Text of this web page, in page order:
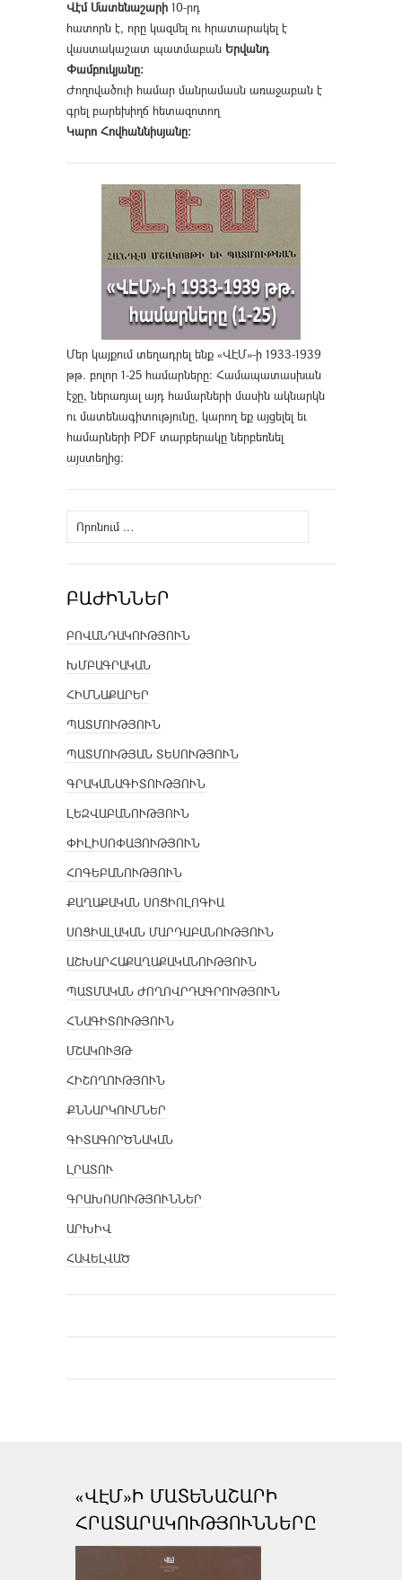
Վէմ Մատենաշարի 10-րդ
հատորն է, որը կազմել ու հրատարակել է
վաստակաշատ պատմաբան Երվանդ
Փամբուկյանը։
Ժողովածուի համար մանրամասն առաջաբան է
գրել բարեխիղճ հետազոտող
Կարո Հովհաննիսյանը։
Մեր կայքում տեղադրել ենք «ՎԷՄ»-ի 1933-1939
թթ. բոլոր 1-25 համարները։ Համապատասխան
էջը, ներառյալ այդ համարների մասին ակնարկն
ու մատենագիտությունը, կարող եք այցելել եւ
համարների PDF տարբերակը ներբեռնել
այստեղից։
Որոնել՝
ԲԱԺԻՆՆԵՐ
ԲՈՎԱՆԴԱԿՈՒԹՅՈՒՆ
ԽՄԲԱԳՐԱԿԱՆ
ՀԻՄՆԱՔԱՐԵՐ
ՊԱՏՄՈՒԹՅՈՒՆ
ՊԱՏՄՈՒԹՅԱՆ ՏԵՍՈՒԹՅՈՒՆ
ԳՐԱԿԱՆԱԳԻՏՈՒԹՅՈՒՆ
ԼԵԶՎԱԲԱՆՈՒԹՅՈՒՆ
ՓԻԼԻՍՈՓԱՅՈՒԹՅՈՒՆ
ՀՈԳԵԲԱՆՈՒԹՅՈՒՆ
ՔԱՂԱՔԱԿԱՆ ՍՈՑԻՈԼՈԳԻԱ
ՍՈՑԻԱԼԱԿԱՆ ՄԱՐԴԱԲԱՆՈՒԹՅՈՒՆ
ԱՇԽԱՐՀԱՔԱՂԱՔԱԿԱՆՈՒԹՅՈՒՆ
ՊԱՏՄԱԿԱՆ ԺՈՂՈՎՐԴԱԳՐՈՒԹՅՈՒՆ
ՀՆԱԳԻՏՈՒԹՅՈՒՆ
ՄՇԱԿՈՒՅԹ
ՀԻՇՈՂՈՒԹՅՈՒՆ
ՔՆՆԱՐԿՈՒՄՆԵՐ
ԳԻՏԱԳՈՐԾՆԱԿԱՆ
ԼՐԱՏՈՒ
ԳՐԱԽՈՍՈՒԹՅՈՒՆՆԵՐ
ԱՐԽԻՎ
ՀԱՎԵԼՎԱԾ
«ՎԷՄ»Ի ՄԱՏԵՆԱՇԱՐԻ
ՀՐԱՏԱՐԱԿՈՒԹՅՈՒՆՆԵՐԸ